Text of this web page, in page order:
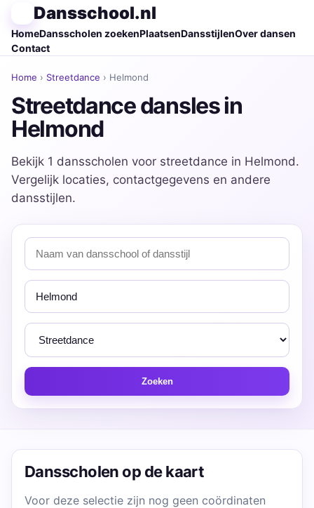
Dansschool.nl
HomeDansscholen zoekenPlaatsenDansstijlenOver dansen
Contact
Home › Streetdance › Helmond
Streetdance dansles in
Helmond
Bekijk 1 dansscholen voor streetdance in Helmond.
Vergelijk locaties, contactgegevens en andere
dansstijlen.
Zoeken
Dansscholen op de kaart
Voor deze selectie zijn nog geen coördinaten